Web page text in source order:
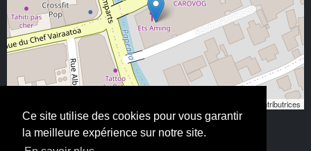
Ce site utilise des cookies pour vous garantir
la meilleure expérience sur notre site.
contributeurs/contributrices